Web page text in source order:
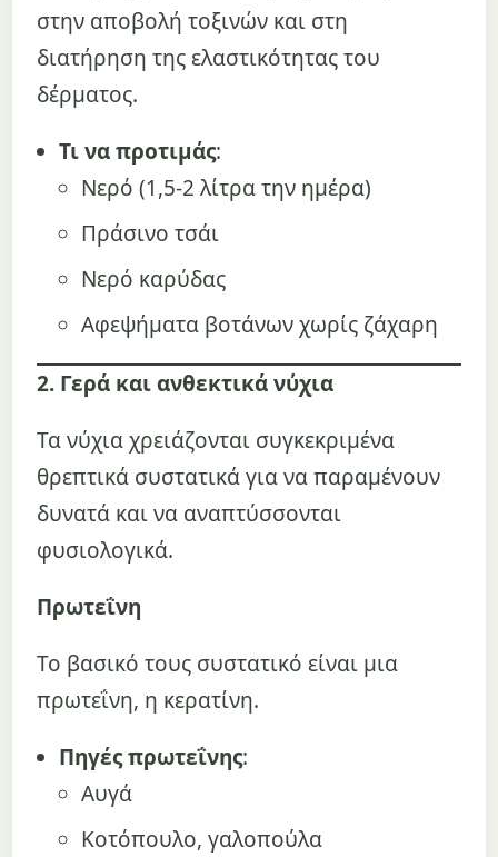
στην αποβολή τοξινών και στη
διατήρηση της ελαστικότητας του
δέρματος.
Τι να προτιμάς:
Νερό (1,5-2 λίτρα την ημέρα)
Πράσινο τσάι
Νερό καρύδας
Αφεψήματα βοτάνων χωρίς ζάχαρη
2. Γερά και ανθεκτικά νύχια
Τα νύχια χρειάζονται συγκεκριμένα
θρεπτικά συστατικά για να παραμένουν
δυνατά και να αναπτύσσονται
φυσιολογικά.
Πρωτεΐνη
Το βασικό τους συστατικό είναι μια
πρωτεΐνη, η κερατίνη.
Πηγές πρωτεΐνης:
Αυγά
Κοτόπουλο, γαλοπούλα